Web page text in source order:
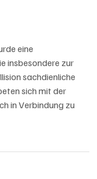
eine
insbesondere zur
sachdienliche
sich mit der
in Verbindung zu